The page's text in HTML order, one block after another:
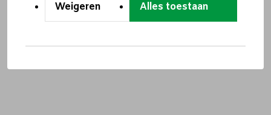
Weigeren Alles toestaan